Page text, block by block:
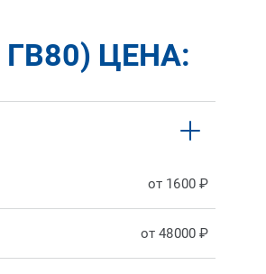
ЦЕНА:
от 1600 ₽
от 48000 ₽